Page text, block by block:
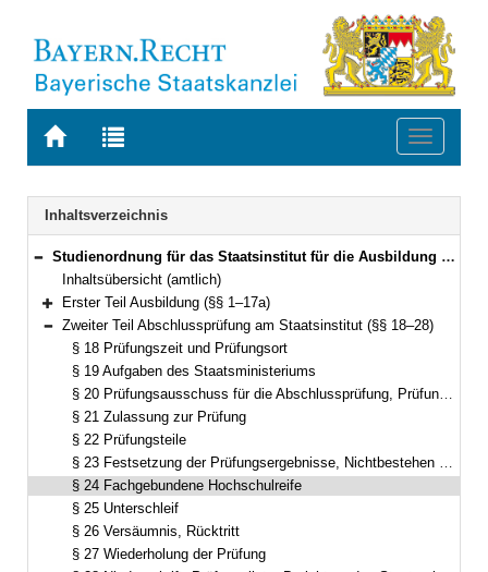
Zur
BAYERN.RECHT
Zur
letzten
Suche
Toggle
Navigation
Inhaltsverzeichnis
Bereich reduzieren
Studienordnung für das Staatsinstitut für die Ausbildung von Förderlehrern (Förderlehrerstudienordnung – FölSO) Vom 24. Juni 2008 (GVBl. S. 399) (KWMBl. I S. 183) BayRS 2038-3-4-9-1-K (§§ 1–32)
Inhaltsübersicht (amtlich)
Bereich erweitern
Erster Teil Ausbildung (§§ 1–17a)
Bereich reduzieren
Zweiter Teil Abschlussprüfung am Staatsinstitut (§§ 18–28)
§ 18 Prüfungszeit und Prüfungsort
§ 19 Aufgaben des Staatsministeriums
§ 20 Prüfungsausschuss für die Abschlussprüfung, Prüfungskommissionen
§ 21 Zulassung zur Prüfung
§ 22 Prüfungsteile
§ 23 Festsetzung der Prüfungsergebnisse, Nichtbestehen der Prüfung, Abschlusszeugnis
§ 24 Fachgebundene Hochschulreife
§ 25 Unterschleif
§ 26 Versäumnis, Rücktritt
§ 27 Wiederholung der Prüfung